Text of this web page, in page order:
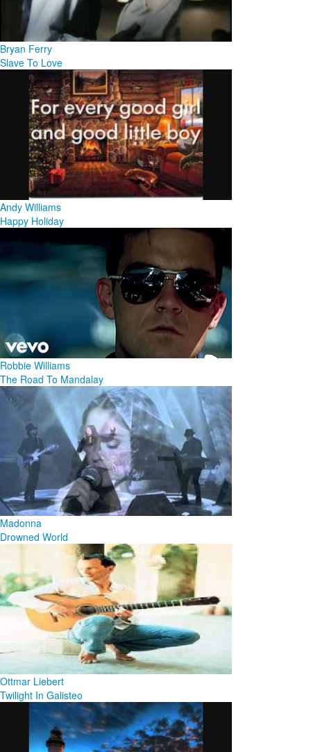
Bryan Ferry
Slave To Love
Andy Williams
Happy Holiday
Robbie Williams
The Road To Mandalay
Madonna
Drowned World
Ottmar Liebert
Twilight In Galisteo